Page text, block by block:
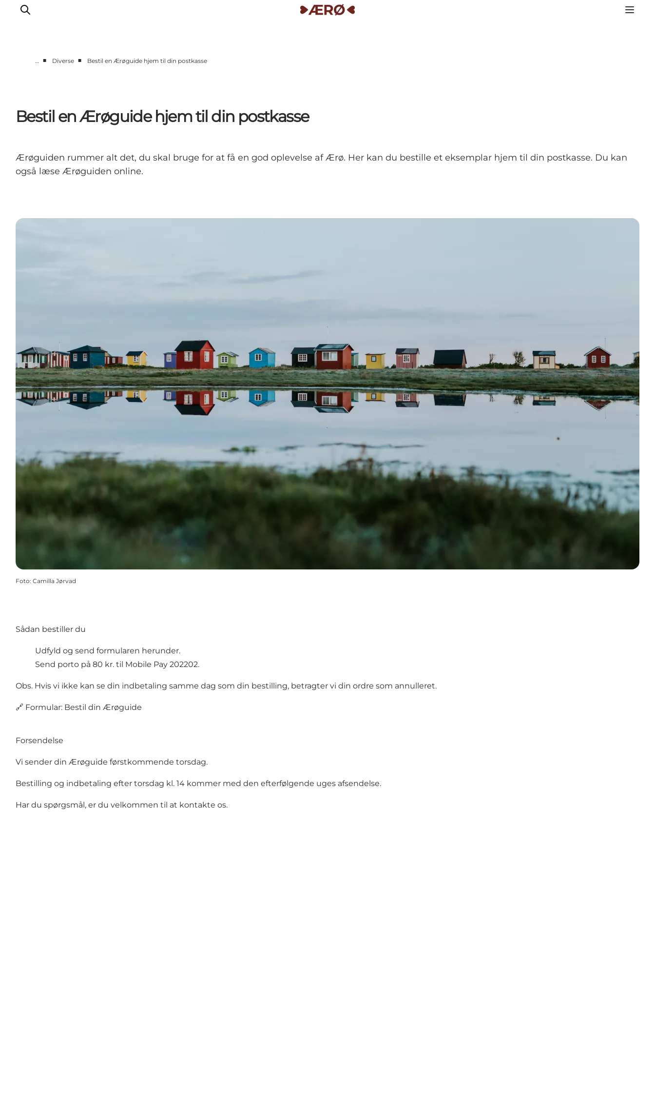
Oplevelser
Events
… ■ Diverse ■ Bestil en Ærøguide hjem til din postkasse
Bestil en Ærøguide hjem til din postkasse
Ærøguiden rummer alt det, du skal bruge for at få en god oplevelse af Ærø. Her kan du bestille et eksemplar hjem til din postkasse. Du kan
også læse Ærøguiden online.
Foto: Camilla Jørvad
Sådan bestiller du
Udfyld og send formularen herunder.
Send porto på 80 kr. til Mobile Pay 202202.
Obs. Hvis vi ikke kan se din indbetaling samme dag som din bestilling, betragter vi din ordre som annulleret.
🔗 Formular: Bestil din Ærøguide
Forsendelse
Vi sender din Ærøguide førstkommende torsdag.
Bestilling og indbetaling efter torsdag kl. 14 kommer med den efterfølgende uges afsendelse.
Har du spørgsmål, er du velkommen til at kontakte os.